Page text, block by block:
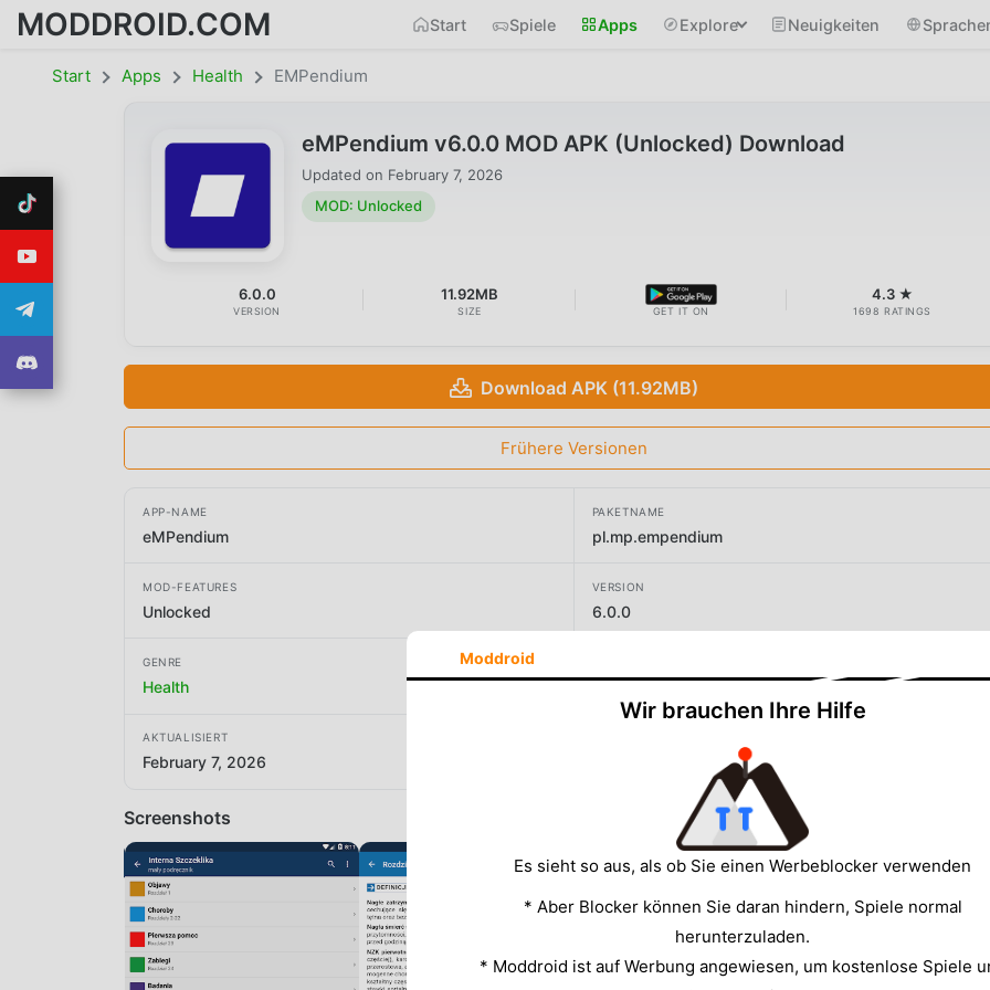
MODDROID.COM Start Spiele Apps Explore Neuigkeiten
Start Apps Health EMPendium
eMPendium v6.0.0 MOD APK (Unlocked) Download
Updated on February 7, 2026
MOD: Unlocked
6.0.0
VERSION
11.92MB
SIZE GET IT ON
4.3 ★
1698 RATINGS
Download APK (11.92MB)
Frühere Versionen
APP-NAME
eMPendium
PAKETNAME
pl.mp.empendium
MOD-FEATURES
Unlocked
VERSION
6.0.0
GENRE
Health Medycyna Praktyczna
AKTUALISIERT
February 7, 2026
Screenshots
Moddroid
Wir brauchen Ihre Hilfe
Es sieht so aus, als ob Sie einen Werbeblocker verwenden
* Aber Blocker können Sie daran hindern, Spiele normal
herunterzuladen.
* Moddroid ist auf Werbung angewiesen, um kostenlose Spiele